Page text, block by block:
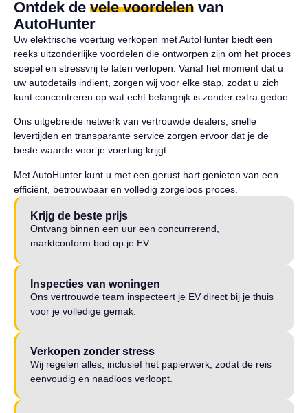
Ontdek de vele voordelen van
AutoHunter
Uw elektrische voertuig verkopen met AutoHunter biedt een
reeks uitzonderlijke voordelen die ontworpen zijn om het proces
soepel en stressvrij te laten verlopen. Vanaf het moment dat u
uw autodetails indient, zorgen wij voor elke stap, zodat u zich
kunt concentreren op wat echt belangrijk is zonder extra gedoe.
Ons uitgebreide netwerk van vertrouwde dealers, snelle
levertijden en transparante service zorgen ervoor dat je de
beste waarde voor je voertuig krijgt.
Met AutoHunter kunt u met een gerust hart genieten van een
efficiënt, betrouwbaar en volledig zorgeloos proces.
Krijg de beste prijs
Ontvang binnen een uur een concurrerend,
marktconform bod op je EV.
Inspecties van woningen
Ons vertrouwde team inspecteert je EV direct bij je thuis
voor je volledige gemak.
Verkopen zonder stress
Wij regelen alles, inclusief het papierwerk, zodat de reis
eenvoudig en naadloos verloopt.